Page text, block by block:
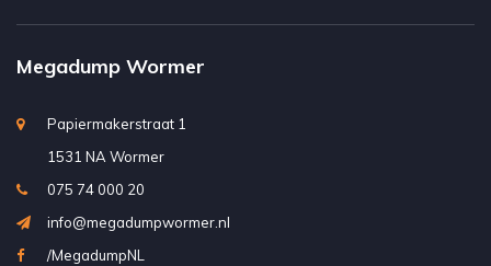
Megadump Wormer
Papiermakerstraat 1
1531 NA Wormer
075 74 000 20
info@megadumpwormer.nl
/MegadumpNL